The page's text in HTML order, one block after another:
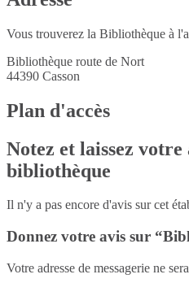
Vous trouverez la Bibliothèque à
Bibliothèque route de Nort
44390 Casson
Plan d'accès
Notez et laissez votre
bibliothèque
Il n'y a pas encore d'avis sur cet
Donnez votre avis sur
Votre adresse de messagerie ne